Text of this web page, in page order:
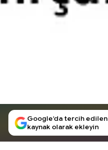
Google’da tercih edilen
kaynak olarak ekleyin